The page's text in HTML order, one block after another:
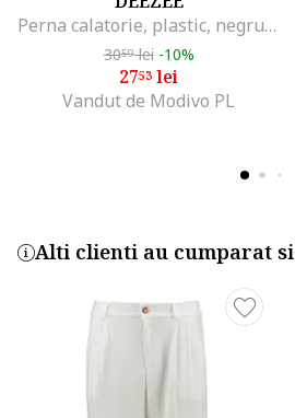
Perna calatorie, plastic, negru, One Size INTL
3059lei -10%
2753lei
Vandut de Modivo PL
Alti clienti au cumparat si